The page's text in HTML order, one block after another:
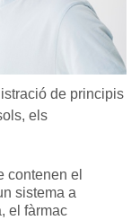
de principis
els
contenen el
sistema a
el fàrmac